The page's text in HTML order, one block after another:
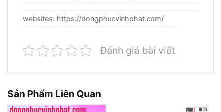
websites: https://dongphucvinhphat.com/
Đánh giá bài viết
Sản Phẩm Liên Quan